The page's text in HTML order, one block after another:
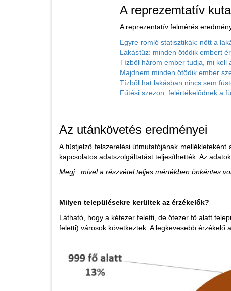
A reprezemtatív
A reprezentatív felmérés
Egyre romló statisztikák: nőtt a
Lakástűz: minden ötödik embert
Tízből három ember tudja, mi kell
Majdnem minden ötödik ember
Tízből hat lakásban nincs sem
Fűtési szezon: felértékelődnek a
Az utánkövetés eredményei
A füstjelző felszerelési útmutatójának
kapcsolatos adatszolgáltatást teljesíthették. Az
Megj.: mivel a részvétel teljes mértékben önkéntes
Milyen településekre kerültek az érzékelők?
Látható, hogy a kétezer feletti, de ötezer fő alatt
feletti) városok következtek. A legkevesebb